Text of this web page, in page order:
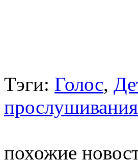
Тэги: Голос,
прослушивания
похожие